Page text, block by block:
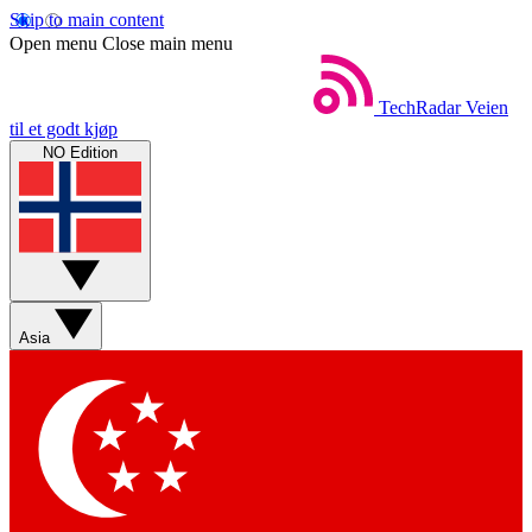
Skip to main content
Open menu Close main menu
TechRadar Veien
til et godt kjøp
NO Edition
Asia